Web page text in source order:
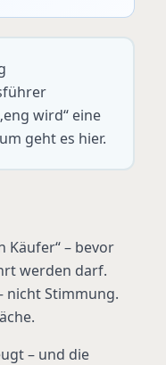
wird“ eine
geht es hier.
Käufer“ – bevor
werden darf.
nicht Stimmung.
– und die